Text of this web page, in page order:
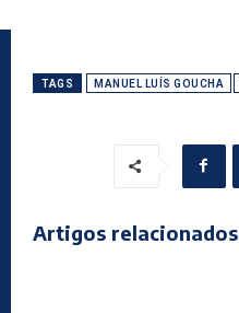
TAGS MANUEL LUÍS GOUCHA
Artigos relacionados